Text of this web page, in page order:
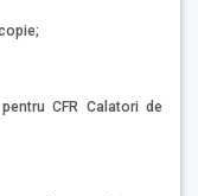
CFR Calatori de